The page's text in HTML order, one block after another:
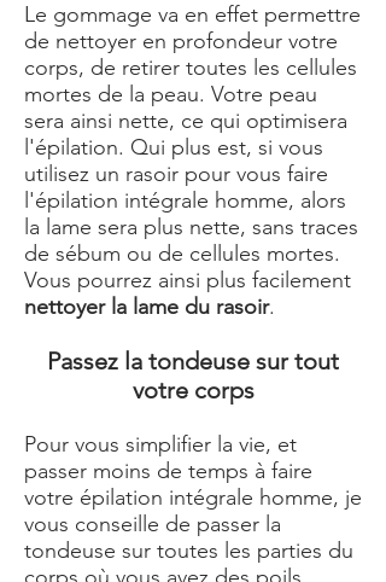
Le gommage va en effet permettre
de nettoyer en profondeur votre
corps, de retirer toutes les cellules
mortes de la peau. Votre peau
sera ainsi nette, ce qui optimisera
l'épilation. Qui plus est, si vous
utilisez un rasoir pour vous faire
l'épilation intégrale homme, alors
la lame sera plus nette, sans traces
de sébum ou de cellules mortes.
Vous pourrez ainsi plus facilement
nettoyer la lame du rasoir.
Passez la tondeuse sur tout
votre corps
Pour vous simplifier la vie, et
passer moins de temps à faire
votre épilation intégrale homme, je
vous conseille de passer la
tondeuse sur toutes les parties du